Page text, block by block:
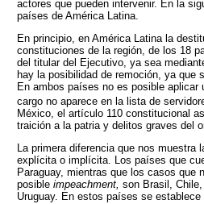
actores que pueden intervenir. En la
países de América Latina.
En principio, en América Latina la
constituciones de la región, de los 18
del titular del Ejecutivo, ya sea
hay la posibilidad de remoción, ya que
En ambos países no es posible
cargo no aparece en la lista de
México, el artículo 110 constitucional
traición a la patria y delitos graves del
La primera diferencia que nos muestra
explícita o implícita. Los países que
Paraguay, mientras que los casos que
posible impeachment, son Brasil,
Uruguay. En estos países se